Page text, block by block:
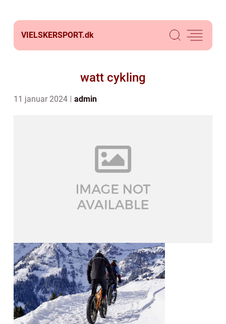
VIELSKERSPORT.dk
watt cykling
11 januar 2024 admin